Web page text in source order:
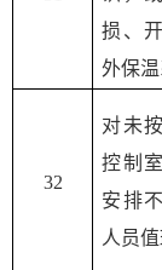
损、
外保
32
对未
控制
安排
人员